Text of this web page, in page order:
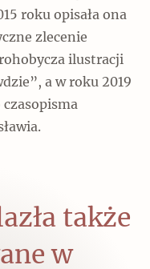
roku opisała ona
zlecenie
ilustracji
a w roku 2019
także
w